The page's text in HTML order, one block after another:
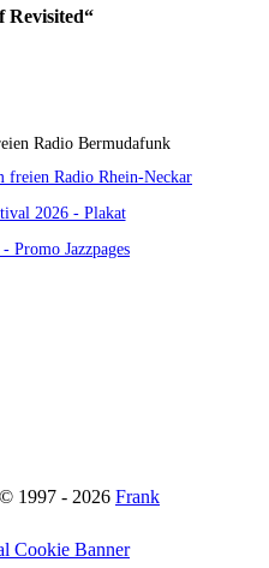
Revisited“
freien Radio Rhein-Neckar
1997 - 2026 Frank
Cookie Banner